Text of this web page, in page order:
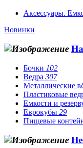
Аксессуары.
Новинки
Бочки 102
Ведра 307
Металлические
Пластиковые
Емкости и
Еврокубы 29
Пищевые